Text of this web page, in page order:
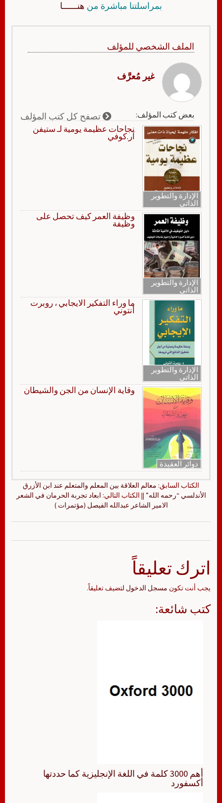
بمراسلتنا مباشرة من هنــــــا
الملف الشخصي للمؤلف
غير مُعرَّف
بعض كتب المؤلف: تصفح كل كتب المؤلف
الإدارة والتطوير
الذاتي
نجاحات عظيمة يومية لـ ستيفن
آر.كوفي
الإدارة والتطوير
الذاتي
وظيفة العمر كيف تحصل على
وظيفة
الإدارة والتطوير
الذاتي
ما وراء التفكير الايجابي ، روبرت
أنتوني
دوائر العقيدة
وقاية الإنسان من الجن والشيطان
الكتاب السابق: معالم العلاقة بين المعلم والمتعلم عند ابن الأزرق
الأندلسي “رحمه الله” || الكتاب التالي: ابعاد تجربة الحرمان في الشعر
الامير الشاعر عبدالله الفيصل (مؤتمرات )
اترك تعليقاً
يجب أنت تكون مسجل الدخول لتضيف تعليقاً.
كتب شائعة:
أهم 3000 كلمة في اللغة الإنجليزية كما حددتها
أكسفورد